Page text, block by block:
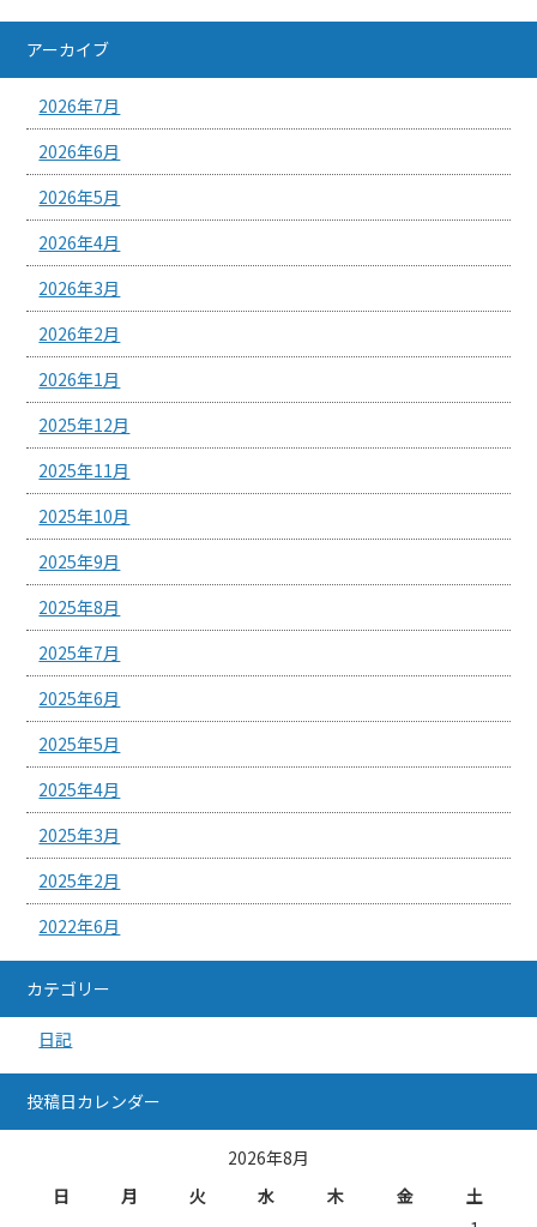
アーカイブ
2026年7月
2026年6月
2026年5月
2026年4月
2026年3月
2026年2月
2026年1月
2025年12月
2025年11月
2025年10月
2025年9月
2025年8月
2025年7月
2025年6月
2025年5月
2025年4月
2025年3月
2025年2月
2022年6月
カテゴリー
日記
投稿日カレンダー
2026年8月
日
月 火 水 木 金
土